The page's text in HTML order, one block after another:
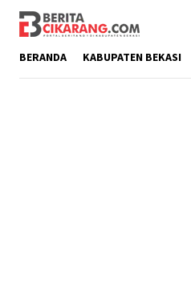
BERANDA KABUPATEN BEKASI